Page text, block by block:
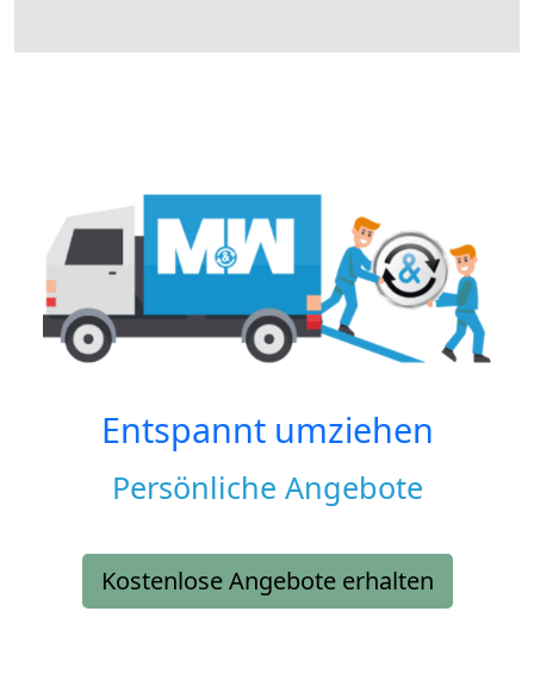
Entspannt umziehen
Persönliche Angebote
Kostenlose Angebote erhalten